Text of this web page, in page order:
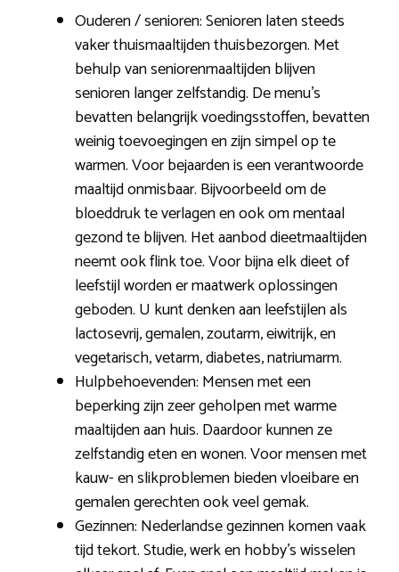
Ouderen / senioren: Senioren laten steeds
vaker thuismaaltijden thuisbezorgen. Met
behulp van seniorenmaaltijden blijven
senioren langer zelfstandig. De menu’s
bevatten belangrijk voedingsstoffen, bevatten
weinig toevoegingen en zijn simpel op te
warmen. Voor bejaarden is een verantwoorde
maaltijd onmisbaar. Bijvoorbeeld om de
bloeddruk te verlagen en ook om mentaal
gezond te blijven. Het aanbod dieetmaaltijden
neemt ook flink toe. Voor bijna elk dieet of
leefstijl worden er maatwerk oplossingen
geboden. U kunt denken aan leefstijlen als
lactosevrij, gemalen, zoutarm, eiwitrijk, en
vegetarisch, vetarm, diabetes, natriumarm.
Hulpbehoevenden: Mensen met een
beperking zijn zeer geholpen met warme
maaltijden aan huis. Daardoor kunnen ze
zelfstandig eten en wonen. Voor mensen met
kauw- en slikproblemen bieden vloeibare en
gemalen gerechten ook veel gemak.
Gezinnen: Nederlandse gezinnen komen vaak
tijd tekort. Studie, werk en hobby’s wisselen